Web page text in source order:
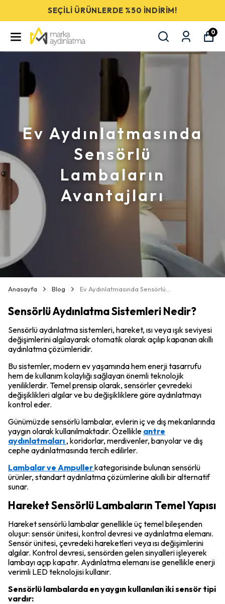
📦 5000 TL ÜCRETSİZ KARGO! 📦
0
Ev Aydınlatmasında
Sensörlü
Lambaların
Avantajları
Anasayfa Blog
Sensörlü Aydınlatma Sistemleri Nedir?
Sensörlü aydınlatma sistemleri, hareket, ısı veya ışık seviyesi
değişimlerini algılayarak otomatik olarak açılıp kapanan akıllı
aydınlatma çözümleridir.
Bu sistemler, modern ev yaşamında hem enerji tasarrufu
hem de kullanım kolaylığı sağlayan önemli teknolojik
yeniliklerdir. Temel prensip olarak, sensörler çevredeki
değişiklikleri algılar ve bu değişikliklere göre aydınlatmayı
kontrol eder.
Günümüzde sensörlü lambalar, evlerin iç ve dış mekanlarında
yaygın olarak kullanılmaktadır. Özellikle antre
aydınlatmaları , koridorlar, merdivenler, banyolar ve dış
cephe aydınlatmasında tercih edilirler.
Lambalar ve Ampullerkategorisinde bulunan sensörlü
ürünler, standart aydınlatma çözümlerine akıllı bir alternatif
sunar.
Hareket Sensörlü Lambaların Temel Yapısı
Hareket sensörlü lambalar genellikle üç temel bileşenden
oluşur: sensör ünitesi, kontrol devresi ve aydınlatma elemanı.
Sensör ünitesi, çevredeki hareketleri veya ısı değişimlerini
algılar. Kontrol devresi, sensörden gelen sinyalleri işleyerek
lambayı açıp kapatır. Aydınlatma elemanı ise genellikle enerji
verimli LED teknolojisi kullanır.
Sensörlü lambalarda en yaygın kullanılan iki sensör tipi
vardır: